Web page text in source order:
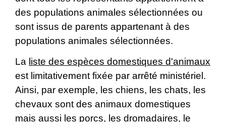
des populations animales sélectionnées ou
sont issus de parents appartenant à des
populations animales sélectionnées.
La liste des espèces domestiques d'animaux
est limitativement fixée par arrêté ministériel.
Ainsi, par exemple, les chiens, les chats, les
chevaux sont des animaux domestiques
mais aussi les porcs, les dromadaires, le